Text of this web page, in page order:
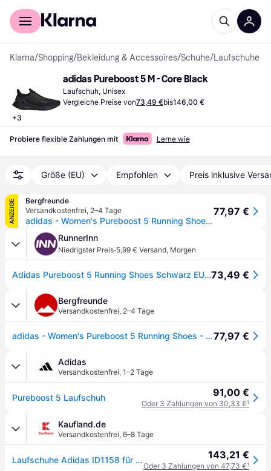
Für Shopper
Klarna/Shopping/Bekleidung & Accessoires/Schuhe/Laufschuhe
+3
adidas Pureboost 5 M - Core Black
Laufschuh, Unisex
Vergleiche Preise von73,49 €bis146,00 €
Probiere flexible Zahlungen mit Lerne wie
Größe (EU) Empfohlen Preis inklusive
ANZEIGE
Bergfreunde
Versandkostenfrei, 2–4 Tage
adidas - Women's Pureboost 5 Running Shoes - Runningschuhe Gr 38 2/3 schwarz
77,97 €
RunnerInn
Niedrigster Preis·5,99 € Versand, Morgen
Adidas Pureboost 5 Running Shoes Schwarz EU 36 2/3 Frau73,49 €
Bergfreunde
Versandkostenfrei, 2–4 Tage
adidas - Women's Pureboost 5 Running Shoes - Runningschuhe Gr 42 2/3 schwarz77,97 €
Adidas
Versandkostenfrei, 1–2 Tage
Pureboost 5 Laufschuh 91,00 €
Oder 3 Zahlungen von 30,33 €¹
Kaufland.de
Versandkostenfrei, 6–8 Tage
Laufschuhe Adidas ID1158 für Damen 143,21 €
Oder 3 Zahlungen von 47,73 €¹